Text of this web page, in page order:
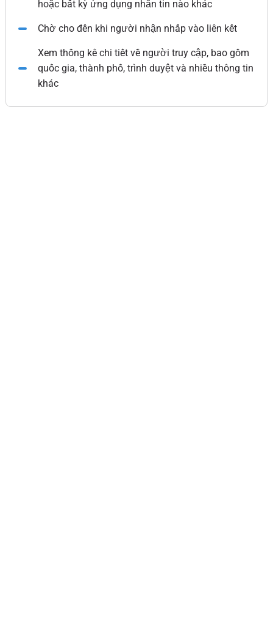
hoặc bất kỳ ứng dụng nhắn tin nào khác
Chờ cho đến khi người nhận nhấp vào liên kết
Xem thống kê chi tiết về người truy cập, bao gồm
quốc gia, thành phố, trình duyệt và nhiều thông tin
khác